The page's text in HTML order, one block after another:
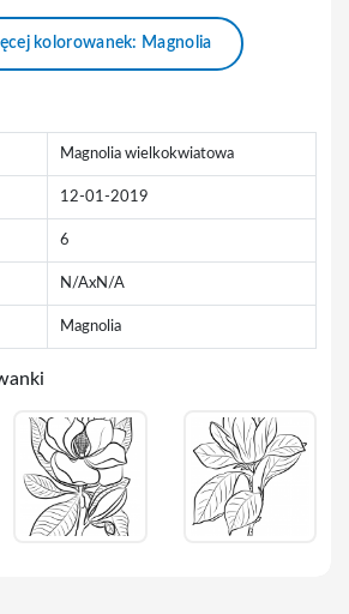
kolorowanek: Magnolia
Magnolia wielkokwiatowa
12-01-2019
6
N/AxN/A
Magnolia